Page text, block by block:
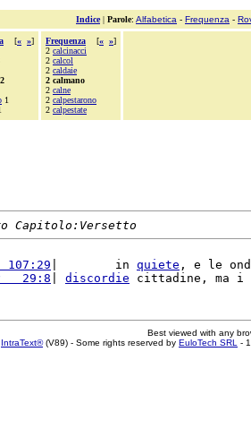
Indice| Parole: Alfabetica - Frequenza -
[« »]
1
Frequenza [« »]
2 calcinacci
2 calcol
2 caldaie
2 calmano
2 calne
2 calpestarono
2 calpestate
Capitolo:Versetto
107:29 |        in quiete , e le
29:8 discordie cittadine, ma i
Best viewed with any
IntraText®(V89) - Some rights reserved by EuloTech SRL -